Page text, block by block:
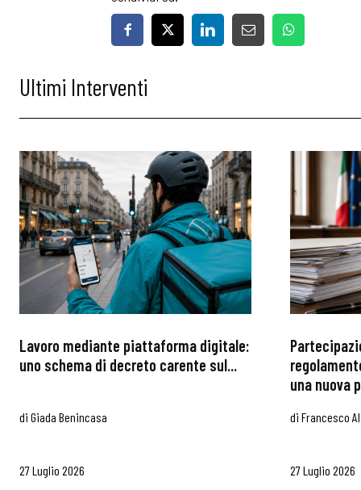
Articoli
Osservatori
Eventi
Ultimi Interventi
Lavoro mediante piattaforma digitale:
uno schema di decreto carente sul...
di Giada Benincasa
27 Luglio 2026
una nuova
di Francesco
27 Luglio 2026